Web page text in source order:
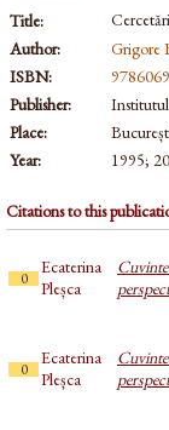
Title:
Author:
Grigore
ISBN:
Publisher:
Place:
Year:
1995;
Citations to this
0
Ecaterina
Pleșca
0
Ecaterina
Pleșca